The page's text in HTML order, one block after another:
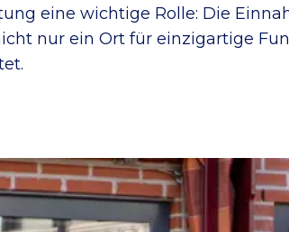
eine wichtige Rolle: Die
nur ein Ort für einzigartige